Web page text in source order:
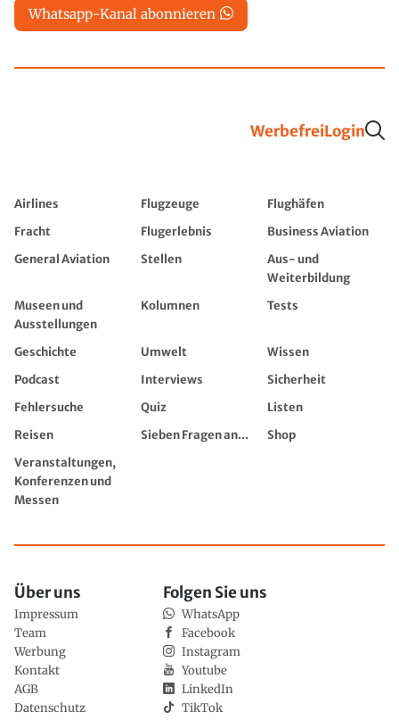
Whatsapp-Kanal abonnieren
WerbefreiLogin
Airlines Flugzeuge
Flughäfen
Fracht
Flugerlebnis
Business Aviation
General Aviation
Stellen
Aus- und
Weiterbildung
Museen und
Ausstellungen
Kolumnen Tests
Geschichte Umwelt
Wissen
Podcast
Interviews
Sicherheit
Fehlersuche
Quiz
Listen
Reisen
Sieben Fragen an...
Shop
Veranstaltungen,
Konferenzen und
Messen
Über uns
Impressum
Team
Werbung
Kontakt
AGB
Datenschutz
Folgen Sie uns
WhatsApp
Facebook
Instagram
Youtube
LinkedIn
TikTok